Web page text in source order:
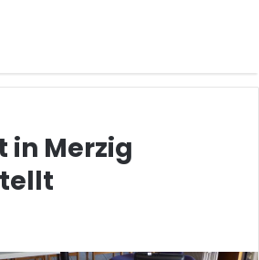
in Merzig